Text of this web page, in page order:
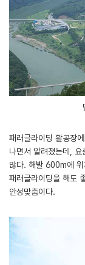
패러글라이딩 활공장
나면서 알려졌는데, 요
많다. 해발 600m에 위
패러글라이딩을 해도
안성맞춤이다.